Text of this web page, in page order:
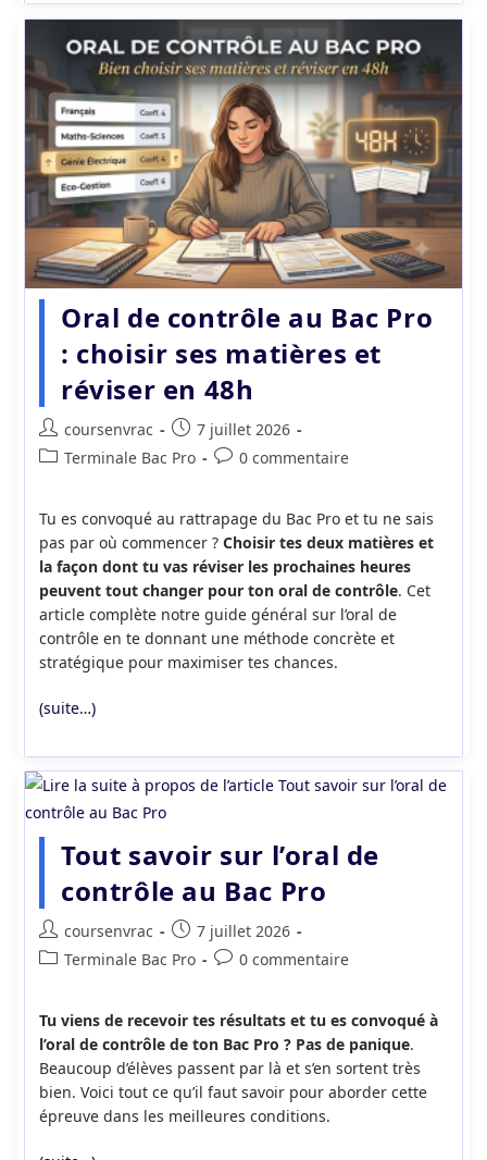
Oral de contrôle au Bac Pro
: choisir ses matières et
réviser en 48h
Auteur/autrice
de
coursenvrac
Publication
publiée :
7 juillet 2026
PostTerminale Bac Pro
Commentaires
publication :
0 commentaire
Tu es convoqué au rattrapage du Bac Pro et tu ne sais
pas par où commencer ? Choisir tes deux matières et
la façon dont tu vas réviser les prochaines heures
peuvent tout changer pour ton oral de contrôle. Cet
article complète notre guide général sur l’oral de
contrôle en te donnant une méthode concrète et
stratégique pour maximiser tes chances.
(suite…)
Tout savoir sur l’oral de
contrôle au Bac Pro
Auteur/autrice
de
coursenvrac
Publication
publiée :
7 juillet 2026
PostTerminale Bac Pro
Commentaires
publication :
0 commentaire
Tu viens de recevoir tes résultats et tu es convoqué à
l’oral de contrôle de ton Bac Pro ? Pas de panique.
Beaucoup d’élèves passent par là et s’en sortent très
bien. Voici tout ce qu’il faut savoir pour aborder cette
épreuve dans les meilleures conditions.